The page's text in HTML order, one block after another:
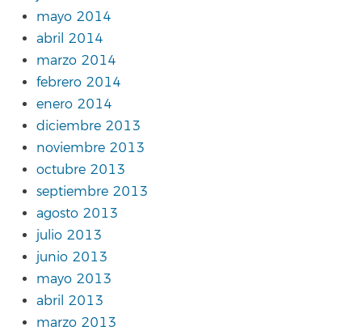
mayo 2014
abril 2014
marzo 2014
febrero 2014
enero 2014
diciembre 2013
noviembre 2013
octubre 2013
septiembre 2013
agosto 2013
julio 2013
junio 2013
mayo 2013
abril 2013
marzo 2013